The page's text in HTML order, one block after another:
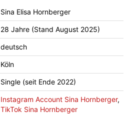
Sina Elisa Hornberger
28 Jahre (Stand August 2025)
deutsch
Köln
Single (seit Ende 2022)
Instagram Account Sina Hornberger,
TikTok Sina Hornberger